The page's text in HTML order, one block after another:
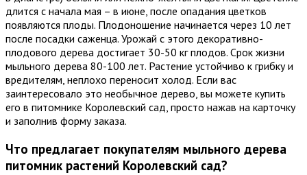
длится с начала мая – в июне, после опадания цветков
появляются плоды. Плодоношение начинается через 10 лет
после посадки саженца. Урожай с этого декоративно-
плодового дерева достигает 30-50 кг плодов. Срок жизни
мыльного дерева 80-100 лет. Растение устойчиво к грибку и
вредителям, неплохо переносит холод. Если вас
заинтересовало это необычное дерево, вы можете купить
его в питомнике Королевский сад, просто нажав на карточку
и заполнив форму заказа.
Что предлагает покупателям мыльного дерева
питомник растений Королевский сад?